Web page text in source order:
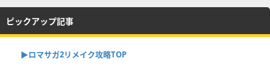
ピックアップ記事
▶︎ロマサガ2リメイク攻略TOP